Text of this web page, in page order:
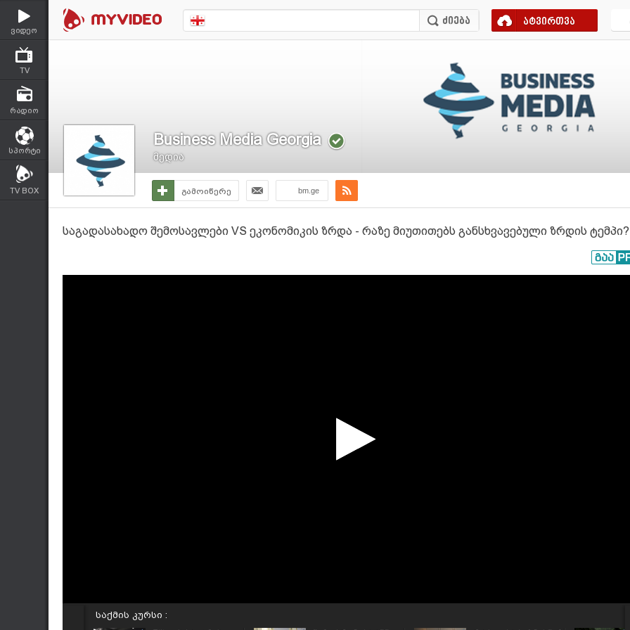
ვიდეო
TV
რადიო
სპორტი
TV BOX
ატვირთვა
Business Media Georgia
მედია
გამოიწერე bm.ge
საგადასახადო შემოსავლები VS ეკონომიკის ზრდა - რაზე მიუთითებს განსხვავებული ზრდის ტემპი?
საქმის კურსი :